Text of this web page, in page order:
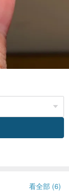
看全部 (6)